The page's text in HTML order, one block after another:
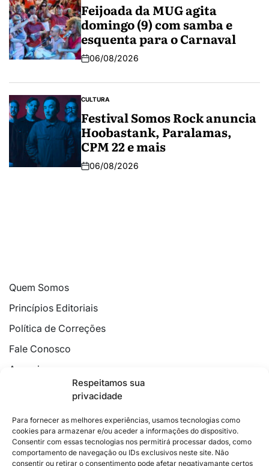
Respeitamos sua
privacidade
Para fornecer as melhores experiências, usamos tecnologias como
cookies para armazenar e/ou aceder a informações do dispositivo.
Consentir com essas tecnologias nos permitirá processar dados, como
comportamento de navegação ou IDs exclusivos neste site. Não
consentir ou retirar o consentimento pode afetar negativamante certos
Feijoada da MUG agita
domingo (9) com samba e
esquenta para o Carnaval
06/08/2026
CULTURA
Festival Somos Rock anuncia
Hoobastank, Paralamas,
CPM 22 e mais
06/08/2026
Quem Somos
Princípios Editoriais
Política de Correções
Fale Conosco
Anuncie
Política de Cookies